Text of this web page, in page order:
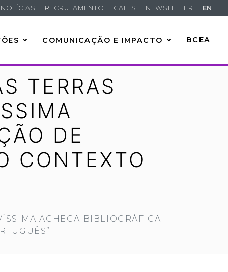
NOTÍCIAS RECRUTAMENTO CALLS NEWSLETTER EN
COMUNICAÇÃO E IMPACTO BCEA
TERRAS
DE
CONTEXTO
ACHEGA BIBLIOGRÁFICA